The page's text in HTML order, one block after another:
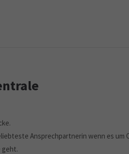
Ansprechpartnerin wenn es um
geht.